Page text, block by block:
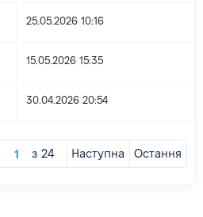
25.05.2026 10:16
15.05.2026 15:35
30.04.2026 20:54
з 24 Наступна Остання